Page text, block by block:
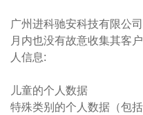
广州进科驰安科技有限公
月内也没有故意收集其客
人信息:
儿童的个人数据
特殊类别的个人数据（包